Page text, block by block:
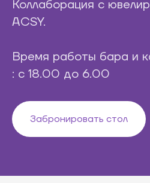
Коллаборация с
ACSY.
Время работы бара и
: с 18.00 до 6.00
Забронировать стол